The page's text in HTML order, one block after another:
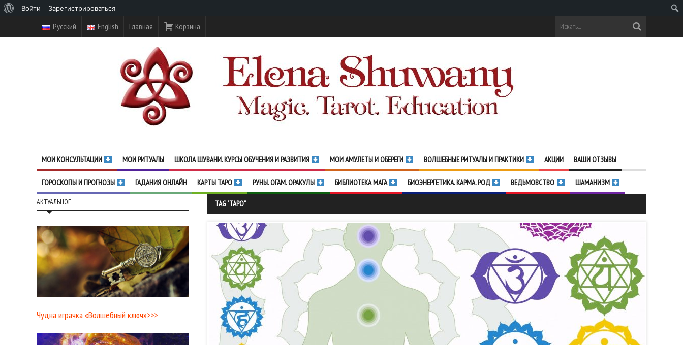
Русский English Главная Корзина
МОИ КОНСУЛЬТАЦИИ МОИ РИТУАЛЫ ШКОЛА ШУВАНИ. КУРСЫ ОБУЧЕНИЯ И РАЗВИТИЯ МОИ АМУЛЕТЫ И ОБЕРЕГИ ВОЛШЕБНЫЕ РИТУАЛЫ И ПРАКТИКИ АКЦИИ ВАШИ ОТЗЫВЫ
ГОРОСКОПЫ И ПРОГНОЗЫ ГАДАНИЯ ОНЛАЙН КАРТЫ ТАРО РУНЫ. ОГАМ. ОРАКУЛЫ БИБЛИОТЕКА МАГА БИОЭНЕРГЕТИКА. КАРМА. РОД ВЕДЬМОВСТВО ШАМАНИЗМ
TAG "ТАРО"
АКТУАЛЬНОЕ
Чудна играчка «Волшебный ключ»>>>
WordPress
Войти Зарегистрироваться